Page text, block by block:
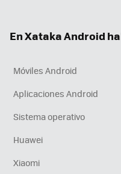
En Xataka Android
Móviles Android
Aplicaciones Android
Sistema operativo
Huawei
Xiaomi